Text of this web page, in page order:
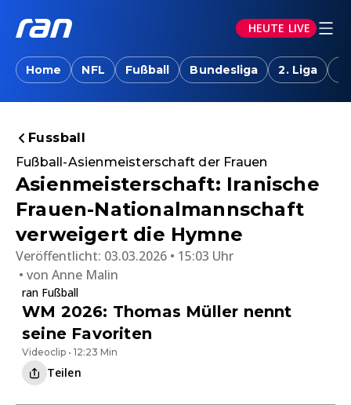
HEUTE LIVE
Home NFL Fußball Bundesliga 2. Liga
Fussball
Fußball-Asienmeisterschaft der Frauen
Asienmeisterschaft: Iranische
Frauen-Nationalmannschaft
verweigert die Hymne
Veröffentlicht: 03.03.2026 • 15:03 Uhr
von Anne Malin
ran Fußball
WM 2026: Thomas Müller nennt
seine Favoriten
Videoclip • 12:23 Min
Teilen